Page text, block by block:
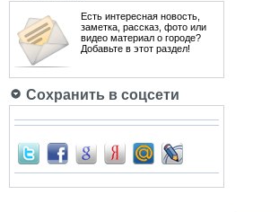
Есть интересная новость,
заметка, рассказ, фото или
видео материал о городе?
Добавьте в этот раздел!
Сохранить в соцсети